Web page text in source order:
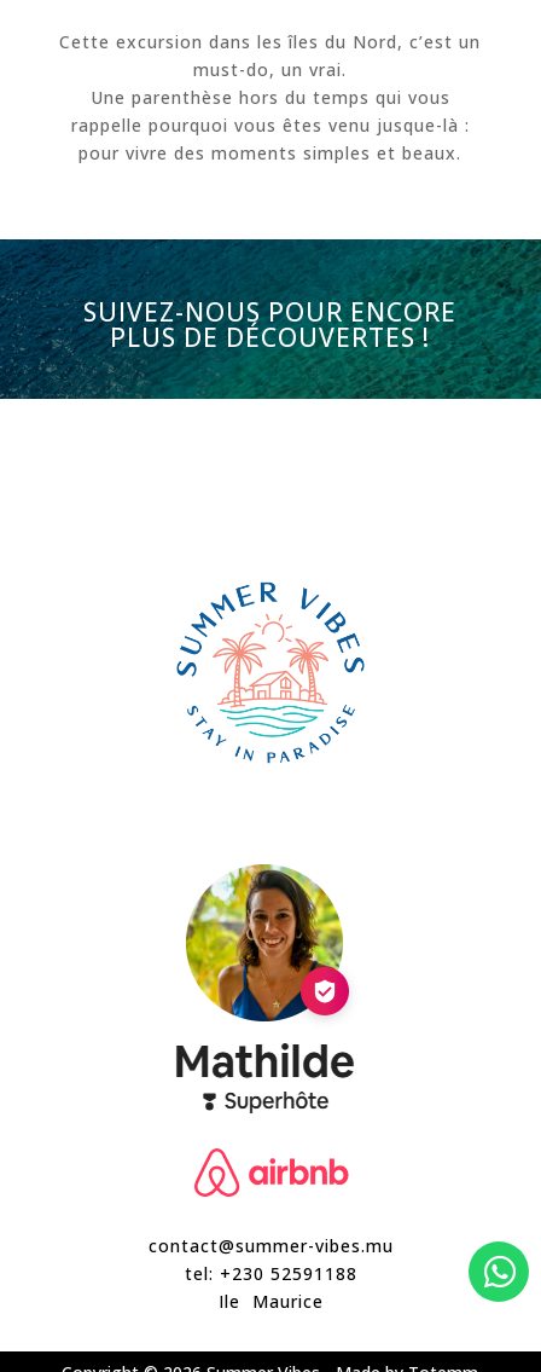
Cette excursion dans les îles du Nord, c’est un
must-do, un vrai.
Une parenthèse hors du temps qui vous
rappelle pourquoi vous êtes venu jusque-là :
pour vivre des moments simples et beaux.
SUIVEZ-NOUS POUR ENCORE
PLUS DE DÉCOUVERTES !
contact@summer-vibes.mu
tel: +230 52591188
Ile Maurice
